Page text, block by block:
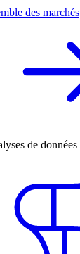
des marchés
de données